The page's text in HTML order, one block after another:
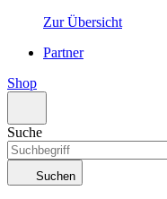
Zur Übersicht
Partner
Shop
Suche
Suchen